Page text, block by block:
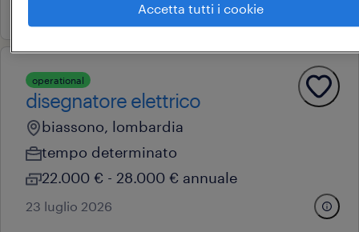
operational
disegnatore elettrico
biassono, lombardia
tempo determinato
22.000 € - 28.000 € annuale
23 luglio 2026
Accetta tutti i cookie